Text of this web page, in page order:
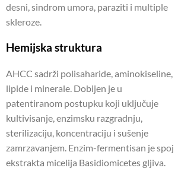
desni, sindrom umora, paraziti i multiple
skleroze.
Hemijska struktura
AHCC sadrži polisaharide, aminokiseline,
lipide i minerale. Dobijen je u
patentiranom postupku koji uključuje
kultivisanje, enzimsku razgradnju,
sterilizaciju, koncentraciju i sušenje
zamrzavanjem. Enzim-fermentisan je spoj
ekstrakta micelija Basidiomicetes gljiva.